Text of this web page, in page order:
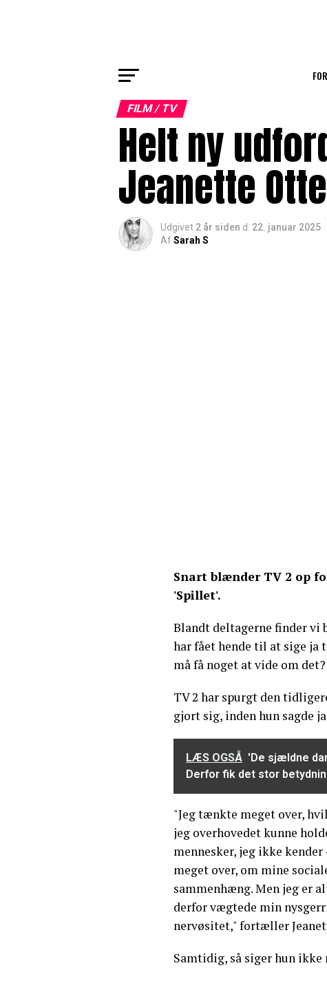
FILM / TV
Helt ny
Jeanette
Udgivet 2 år siden d. 22. januar 2025
AfSarah S
Snart blænder TV 2 op
'Spillet'.
Blandt deltagerne finder vi
har fået hende til at sige ja
må få noget at vide om det?
TV 2 har spurgt den
gjort sig, inden hun sagde
LÆS OGSÅ 'De sjældne
Derfor fik det stor
"Jeg tænkte meget over,
jeg overhovedet kunne
mennesker, jeg ikke
meget over, om mine
sammenhæng. Men jeg er
derfor vægtede min
nervøsitet," fortæller
Samtidig, så siger hun